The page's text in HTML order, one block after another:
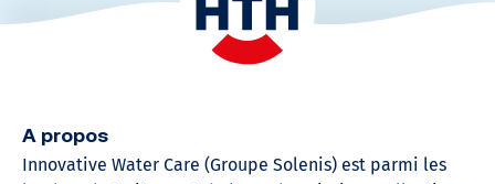
A propos
Innovative Water Care (Groupe Solenis)​ est parmi les